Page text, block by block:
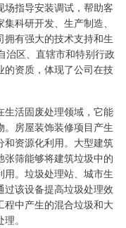
指导安装调试，帮助客
科研开发、生产制造、
有强大的技术支持和生
治区、直辖市和特别行政
的资质，体现了公司在技
生活固废处理领域，它能
房屋装饰装修项目产生
和资源化利用。大型建筑
筛能够将建筑垃圾中的
。垃圾处理站、城市生
该设备提高垃圾处理效
程中产生的混合垃圾和大
。